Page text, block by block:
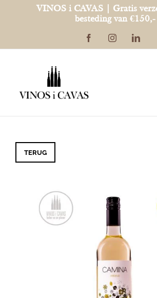
VINOS i CAVAS | Gratis
besteding van €150,-
FacebookInstagram
TERUG